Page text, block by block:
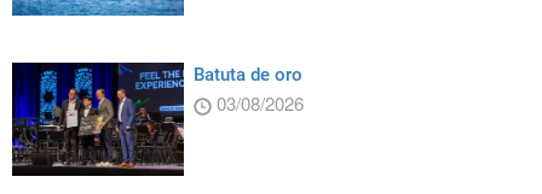
Batuta de oro
03/08/2026